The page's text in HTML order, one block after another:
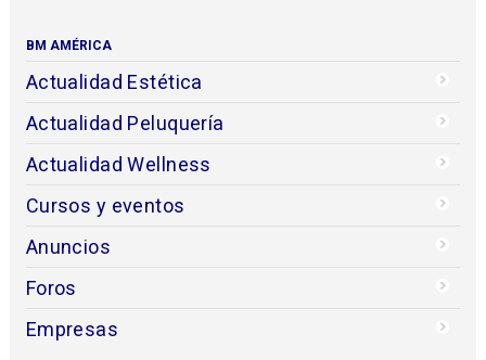
BM AMÉRICA
Actualidad Estética
Actualidad Peluquería
Actualidad Wellness
Cursos y eventos
Anuncios
Foros
Empresas